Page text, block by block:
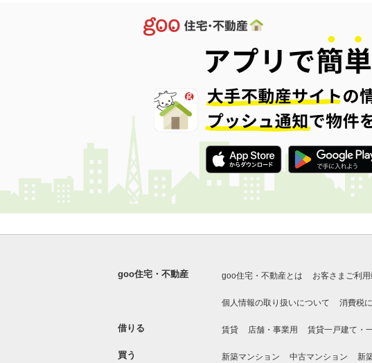
goo住宅・不動産 goo住宅・不動産とは お客さまご利
個人情報の取り扱いについて 消費税
借りる 賃貸 店舗・事業用 賃貸一戸建て・
買う 新築マンション 中古マンション 新